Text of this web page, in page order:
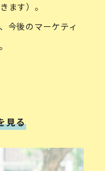
ます）。
今後のマーケティ
見る